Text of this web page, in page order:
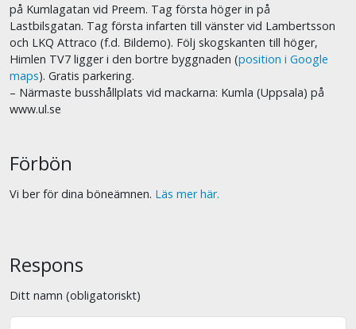
på Kumlagatan vid Preem. Tag första höger in på
Lastbilsgatan. Tag första infarten till vänster vid Lambertsson
och LKQ Attraco (f.d. Bildemo). Följ skogskanten till höger,
Himlen TV7 ligger i den bortre byggnaden (position i Google
maps). Gratis parkering.
– Närmaste busshållplats vid mackarna: Kumla (Uppsala) på
www.ul.se
Förbön
Vi ber för dina böneämnen. Läs mer här.
Respons
Ditt namn (obligatoriskt)